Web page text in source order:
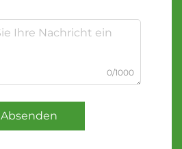
0/1000
Absenden